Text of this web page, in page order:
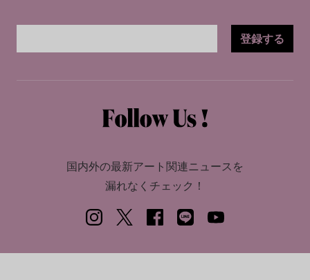
登録する
国内外の最新アート関連ニュースを
漏れなくチェック！